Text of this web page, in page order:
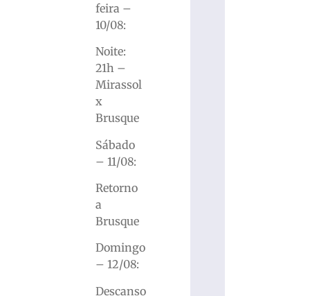
feira –
10/08:
Noite:
21h –
Mirassol
x
Brusque
Sábado
– 11/08:
Retorno
a
Brusque
Domingo
– 12/08:
Descanso